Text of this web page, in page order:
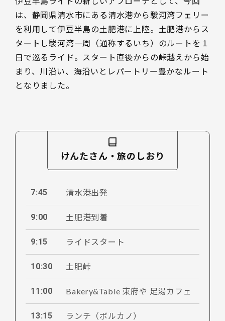
は、静岡県清水市にある清水港から駿河湾フェリー
を利用して伊豆半島の土肥港に上陸。土肥港からス
タートし駿河湾一周（通称するいち）のルートを１
日で巡るライド。スタート直後からの峠越えから始
まり、川沿い、海沿いとレパートリー豊かなルート
となりました。
けんたさん・旅のしおり
7:45 清水港出発
9:00 土肥港到着
9:15 ライドスタート
10:30 土肥峠
11:00 Bakery&Table 東府や 足湯カフェ
13:15 ランチ（ボルカノ）